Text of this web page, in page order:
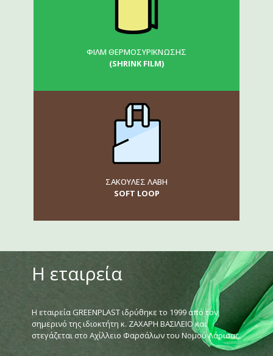
ΦΙΛΜ ΘΕΡΜΟΣΥΡΙΚΝΩΣΗΣ
(SHRINK FILM)
ΣΑΚΟΥΛΕΣ ΛΑΒΗ
SOFT LOOP
Η εταιρεία
Η εταιρεία GREENPLAST ιδρύθηκε το 1999 από τον
σημερινό της ιδιοκτήτη κ. ΖΑΧΑΡΗ ΒΑΣΙΛΕΙΟ και
στεγάζεται στο Αχίλλειο Φαρσάλων του Νομού Λάρισας.